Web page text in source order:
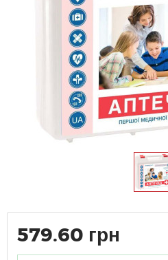
579.60 грн